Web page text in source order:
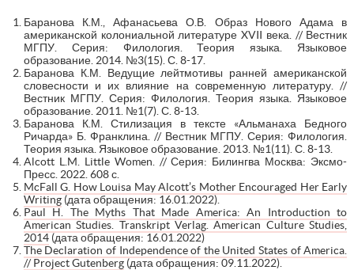
Баранова К.М., Афанасьева О.В. Образ Нового Адама в
американской колониальной литературе XVII века. // Вестник
МГПУ. Серия: Филология. Теория языка. Языковое
образование. 2014. №3(15). С. 8-17.
Баранова К.М. Ведущие лейтмотивы ранней американской
словесности и их влияние на современную литературу. //
Вестник МГПУ. Серия: Филология. Теория языка. Языковое
образование. 2011. №1(7). С. 8-13.
Баранова К.М. Стилизация в тексте «Альманаха Бедного
Ричарда» Б. Франклина. // Вестник МГПУ. Серия: Филология.
Теория языка. Языковое образование. 2013. №1(11). С. 8-13.
Alcott L.M. Little Women. // Серия: Билингва Москва: Эксмо-
Пресс. 2022. 608 с.
McFall G. How Louisa May Alcott’s Mother Encouraged Her Early
Writing(дата обращения: 16.01.2022).
Paul H. The Myths That Made America: An Introduction to
American Studies. Transkript Verlag. American Culture Studies,
2014(дата обращения: 16.01.2022)
The Declaration of Independence of the United States of America.
// Project Gutenberg(дата обращения: 09.11.2022).